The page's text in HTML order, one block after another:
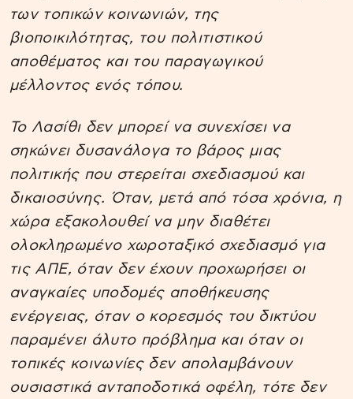
των τοπικών κοινωνιών, της
βιοποικιλότητας, του πολιτιστικού
αποθέματος και του παραγωγικού
μέλλοντος ενός τόπου.
Το Λασίθι δεν μπορεί να συνεχίσει να
σηκώνει δυσανάλογα το βάρος μιας
πολιτικής που στερείται σχεδιασμού και
δικαιοσύνης. Όταν, μετά από τόσα χρόνια, η
χώρα εξακολουθεί να μην διαθέτει
ολοκληρωμένο χωροταξικό σχεδιασμό για
τις ΑΠΕ, όταν δεν έχουν προχωρήσει οι
αναγκαίες υποδομές αποθήκευσης
ενέργειας, όταν ο κορεσμός του δικτύου
παραμένει άλυτο πρόβλημα και όταν οι
τοπικές κοινωνίες δεν απολαμβάνουν
ουσιαστικά ανταποδοτικά οφέλη, τότε δεν